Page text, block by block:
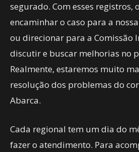
segurado. Com esses
encaminhar o caso para a
ou direcionar para a Comissão
discutir e buscar melhorias no
Realmente, estaremos muito
resolução dos problemas do
Abarca.
Cada regional tem um dia do
fazer o atendimento. Para